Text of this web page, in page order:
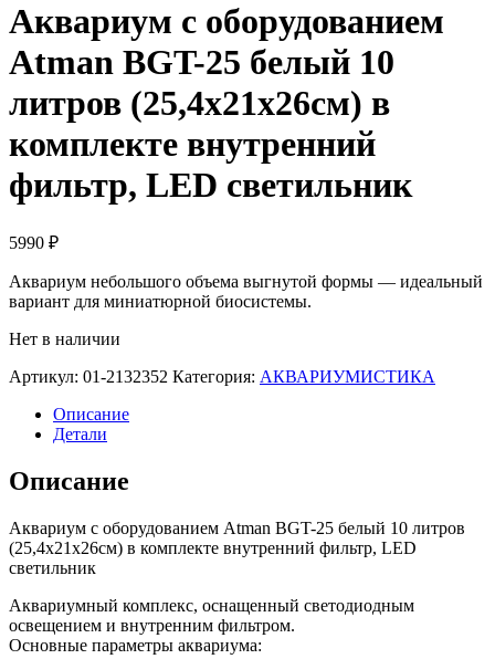
Аквариум с оборудованием
Atman BGT-25 белый 10
литров (25,4х21х26см) в
комплекте внутренний
фильтр, LED светильник
5990 ₽
Аквариум небольшого объема выгнутой формы — идеальный
вариант для миниатюрной биосистемы.
Нет в наличии
Артикул: 01-2132352 Категория: АКВАРИУМИСТИКА
Описание
Детали
Описание
Аквариум с оборудованием Atman BGT-25 белый 10 литров
(25,4х21х26см) в комплекте внутренний фильтр, LED
светильник
Аквариумный комплекс, оснащенный светодиодным
освещением и внутренним фильтром.
Основные параметры аквариума: